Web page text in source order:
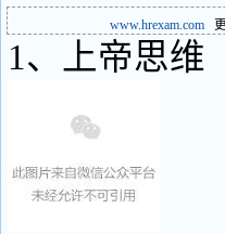
www.hrexam.com
1、上帝思维